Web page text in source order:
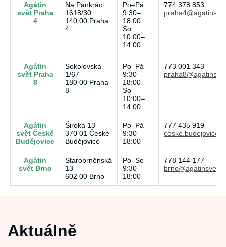
Agátin
svět Praha
4
Na Pankráci
1618/30
140 00 Praha
4
Po–Pá
9:30–
18:00
So
10:00–
14:00
774 378 853
Agátin
svět Praha
8
Sokolovská
1/67
180 00 Praha
8
Po–Pá
9:30–
18:00
So
10:00–
14:00
773 001 343
Agátin
svět České
Budějovice
Široká 13
370 01 České
Budějovice
Po–Pá
9:30–
18:00
777 435 919
Agátin
svět Brno
Starobrněnská
13
602 00 Brno
Po–So
9:30–
18:00
778 144 177
Aktuálně